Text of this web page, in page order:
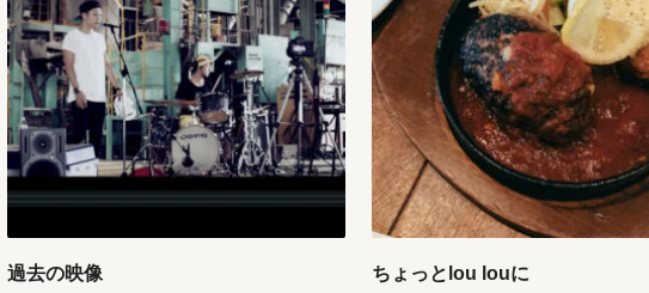
過去の映像 ちょっとlou louに